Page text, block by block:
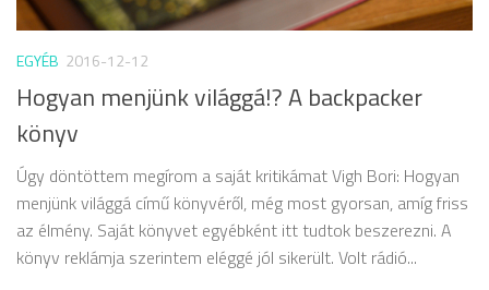
EGYÉB 2016-12-12
Hogyan menjünk világgá!? A backpacker
könyv
Úgy döntöttem megírom a saját kritikámat Vigh Bori: Hogyan
menjünk világgá című könyvéről, még most gyorsan, amíg friss
az élmény. Saját könyvet egyébként itt tudtok beszerezni. A
könyv reklámja szerintem eléggé jól sikerült. Volt rádió...